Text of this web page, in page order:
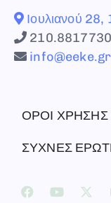
Ιουλιανού
info@eeke.gr
ΟΡΟΙ ΧΡΗΣΗΣ
ΣΥΧΝΕΣ